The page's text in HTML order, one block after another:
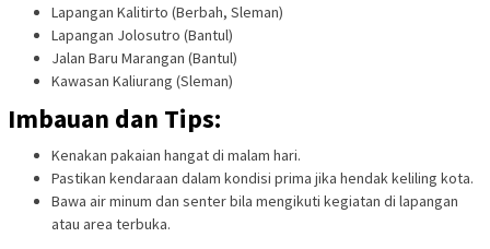
Lapangan Kalitirto (Berbah, Sleman)
Lapangan Jolosutro (Bantul)
Jalan Baru Marangan (Bantul)
Kawasan Kaliurang (Sleman)
Imbauan dan Tips:
Kenakan pakaian hangat di malam hari.
Pastikan kendaraan dalam kondisi prima jika hendak keliling kota.
Bawa air minum dan senter bila mengikuti kegiatan di lapangan
atau area terbuka.